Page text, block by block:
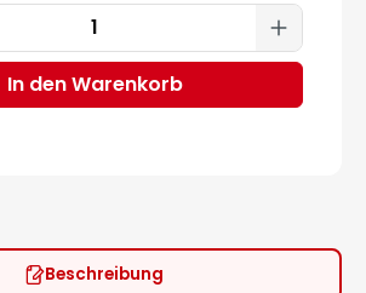
Gib den
In den Warenkorb
Beschreibung